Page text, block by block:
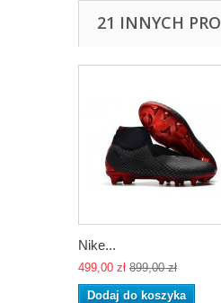
21 INNYCH
Nike...
499,00 zł 899,00 zł
Dodaj do koszyka